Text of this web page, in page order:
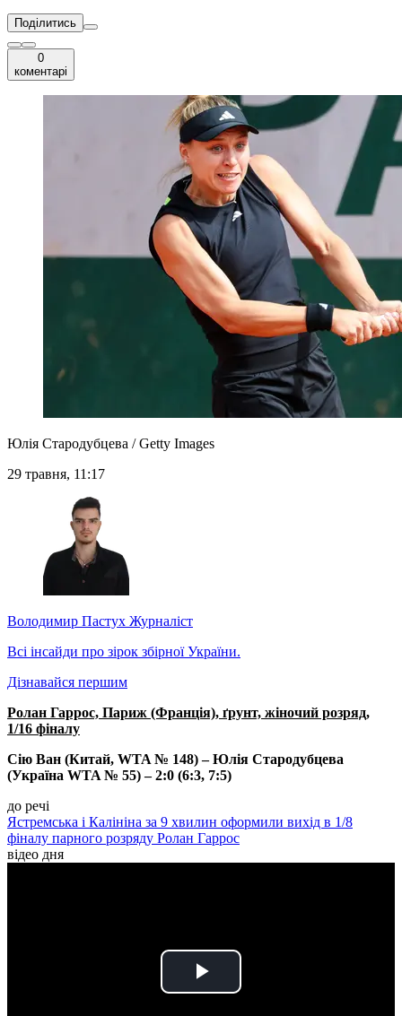
Поділитись
0
коментарі
Юлія Стародубцева / Getty Images
29 травня, 11:17
Володимир Пастух Журналіст
Всі інсайди про зірок збірної України.
Дізнавайся першим
Ролан Гаррос, Париж (Франція), ґрунт, жіночий розряд,
1/16 фіналу
Сію Ван (Китай, WTA № 148) – Юлія Стародубцева
(Україна WTA № 55) – 2:0 (6:3, 7:5)
до речі
Ястремська і Калініна за 9 хвилин оформили вихід в 1/8
фіналу парного розряду Ролан Гаррос
відео дня
Play